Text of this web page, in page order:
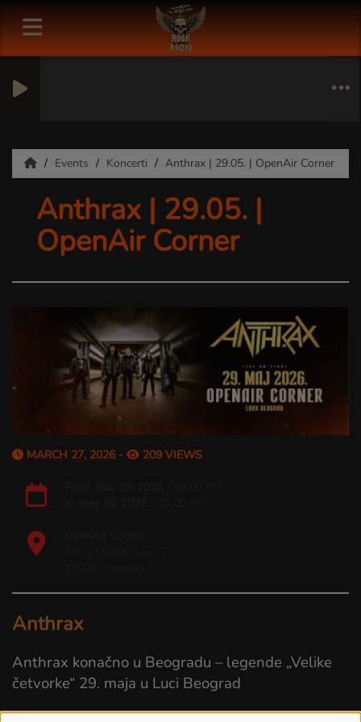
Events Koncerti Anthrax | 29.05. | OpenAir Corner
Anthrax | 29.05. |
OpenAir Corner
MARCH 27, 2026 - 209 VIEWS
Anthrax
Anthrax konačno u Beogradu – legende „Velike
četvorke“ 29. maja u Luci Beograd